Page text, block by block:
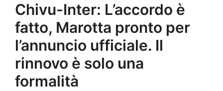
Chivu-Inter: L’accordo è
fatto, Marotta pronto per
l’annuncio ufficiale. Il
rinnovo è solo una
formalità